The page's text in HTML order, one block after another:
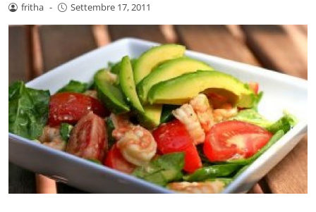
fritha - Settembre 17, 2011